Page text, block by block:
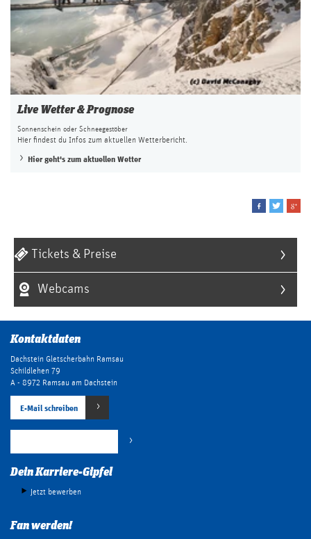
Live Wetter & Prognose
Sonnenschein oder Schneegestöber
Hier findest du Infos zum aktuellen Wetterbericht.
Hier geht's zum aktuellen Wetter
Tickets & Preise
Webcams
Kontaktdaten
Dachstein Gletscherbahn Ramsau
Schildlehen 79
A - 8972 Ramsau am Dachstein
E-Mail schreiben
Dein Karriere-Gipfel
Jetzt bewerben
Fan werden!